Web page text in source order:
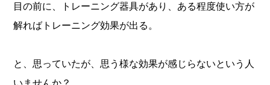
目の前に、トレーニング器具があり、ある程度使い方が
解ればトレーニング効果が出る。
と、思っていたが、思う様な効果が感じらないという人
いませんか？